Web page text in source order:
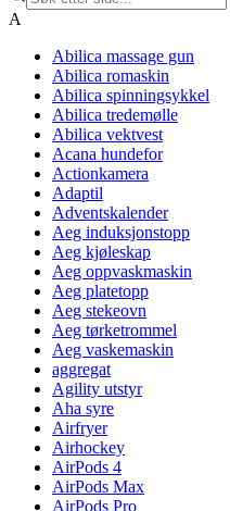
A
Abilica massage gun
Abilica romaskin
Abilica spinningsykkel
Abilica tredemølle
Abilica vektvest
Acana hundefor
Actionkamera
Adaptil
Adventskalender
Aeg induksjonstopp
Aeg kjøleskap
Aeg oppvaskmaskin
Aeg platetopp
Aeg stekeovn
Aeg tørketrommel
Aeg vaskemaskin
aggregat
Agility utstyr
Aha syre
Airfryer
Airhockey
AirPods 4
AirPods Max
AirPods Pro